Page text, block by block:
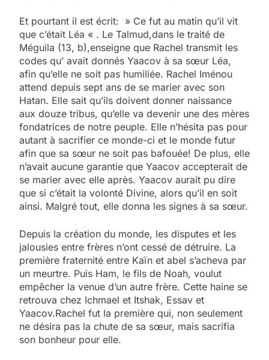
Et pourtant il est écrit: » Ce fut au matin qu’il vit
que c’était Léa « . Le Talmud,dans le traité de
Méguila (13, b),enseigne que Rachel transmit les
codes qu’ avait donnés Yaacov à sa sœur Léa,
afin qu’elle ne soit pas humiliée. Rachel Iménou
attend depuis sept ans de se marier avec son
Hatan. Elle sait qu’ils doivent donner naissance
aux douze tribus, qu’elle va devenir une des mères
fondatrices de notre peuple. Elle n’hésita pas pour
autant à sacrifier ce monde-ci et le monde futur
afin que sa sœur ne soit pas bafouée! De plus, elle
n’avait aucune garantie que Yaacov accepterait de
se marier avec elle après. Yaacov aurait pu dire
que si c’était la volonté Divine, alors qu’il en soit
ainsi. Malgré tout, elle donna les signes à sa sœur.
Depuis la création du monde, les disputes et les
jalousies entre frères n’ont cessé de détruire. La
première fraternité entre Kaïn et abel s’acheva par
un meurtre. Puis Ham, le fils de Noah, voulut
empêcher la venue d’un autre frère. Cette haine se
retrouva chez Ichmael et Itshak, Essav et
Yaacov.Rachel fut la première qui, non seulement
ne désira pas la chute de sa sœur, mais sacrifia
son bonheur pour elle.